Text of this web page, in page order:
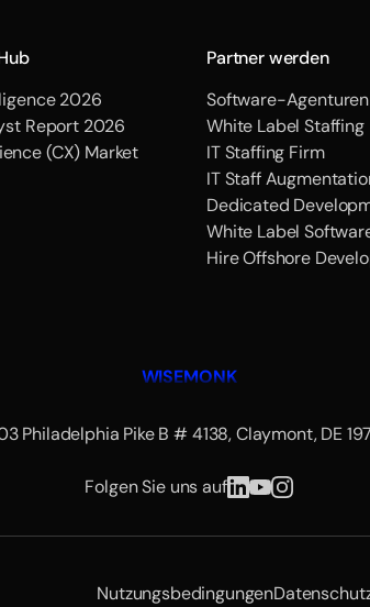
2026
Report 2026
(CX) Market
Partner werden
Software-Agenturen
White Label Staffing
IT Staffing Firm
IT Staff
Dedicated
White Label
Hire Offshore
WISEMONK
Philadelphia Pike B # 4138, Claymont, DE
Folgen Sie uns auf
Nutzungsbedingungen